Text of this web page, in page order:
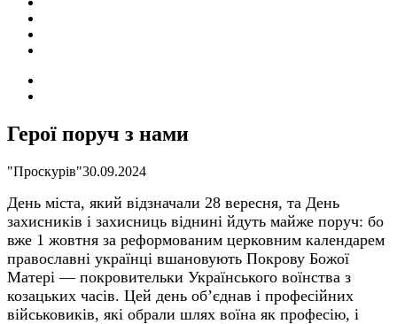
Герої поруч з нами
"Проскурів"30.09.2024
День міста, який відзначали 28 вересня, та День
захисників і захисниць віднині йдуть майже поруч: бо
вже 1 жовтня за реформованим церковним календарем
православні українці вшановують Покрову Божої
Матері — покровительки Українського воїнства з
козацьких часів. Цей день об’єднав і професійних
військовиків, які обрали шлях воїна як професію, і